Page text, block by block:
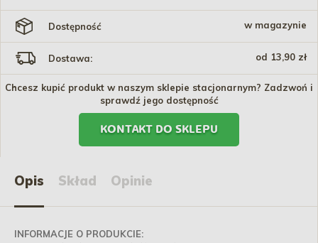
Dostępność w magazynie
Dostawa: od 13,90 zł
Chcesz kupić produkt w naszym sklepie stacjonarnym? Zadzwoń i
sprawdź jego dostępność
KONTAKT DO SKLEPU
Opis Skład Opinie
INFORMACJE O PRODUKCIE: